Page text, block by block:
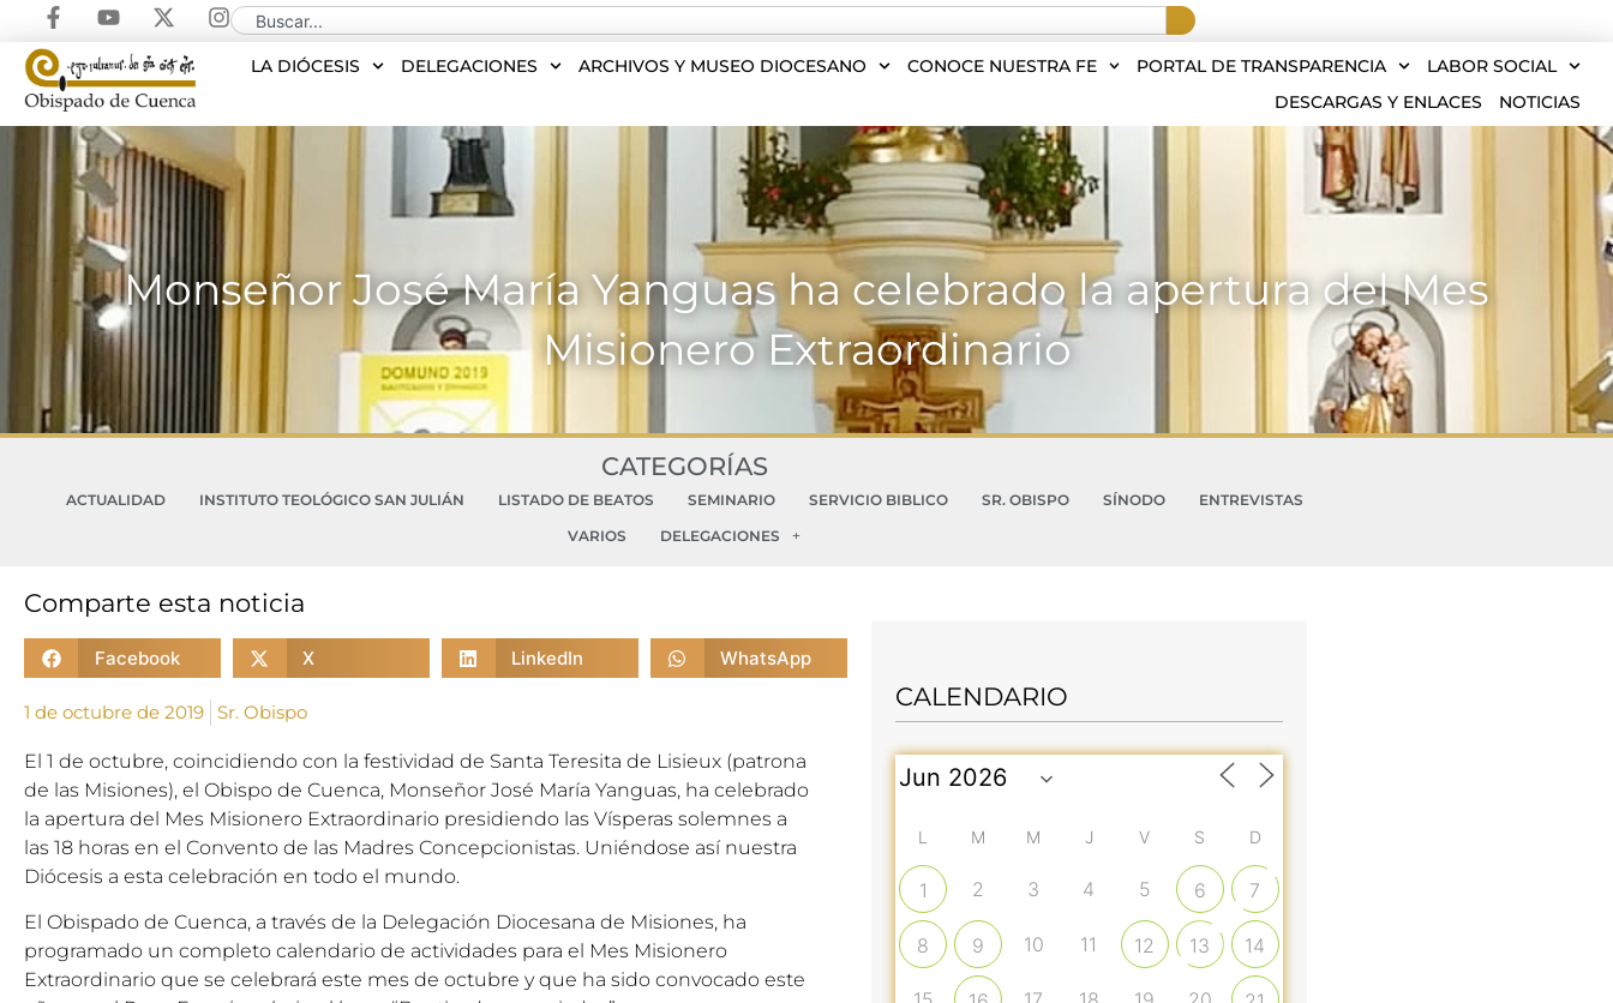
LA DIÓCESIS DELEGACIONES ARCHIVOS Y MUSEO DIOCESANO CONOCE NUESTRA FE PORTAL DE TRANSPARENCIA
LABOR SOCIAL
DESCARGAS Y ENLACES
NOTICIAS
Monseñor José María Yanguas ha celebrado la apertura del Mes
Misionero Extraordinario
CATEGORÍAS
ACTUALIDAD INSTITUTO TEOLÓGICO SAN JULIÁN LISTADO DE BEATOS SEMINARIO SERVICIO BIBLICO SR. OBISPO SÍNODO
ENTREVISTAS
VARIOS
DELEGACIONES
Comparte esta noticia
Facebook X LinkedIn WhatsApp
1 de octubre de 2019 Sr. Obispo
El 1 de octubre, coincidiendo con la festividad de Santa Teresita de Lisieux (patrona
de las Misiones), el Obispo de Cuenca, Monseñor José María Yanguas, ha celebrado
la apertura del Mes Misionero Extraordinario presidiendo las Vísperas solemnes a
las 18 horas en el Convento de las Madres Concepcionistas. Uniéndose así nuestra
Diócesis a esta celebración en todo el mundo.
El Obispado de Cuenca, a través de la Delegación Diocesana de Misiones, ha
programado un completo calendario de actividades para el Mes Misionero
Extraordinario que se celebrará este mes de octubre y que ha sido convocado este
CALENDARIO
L M M J V S D
1 2 3 4 5 6 7
8 9 10 11 12 13 14